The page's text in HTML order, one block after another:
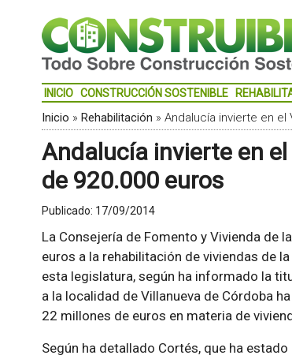
INICIO CONSTRUCCIÓN SOSTENIBLE
Inicio » Rehabilitación » Andalucía invierte en
Andalucía invierte en
de 920.000 euros
Publicado: 17/09/2014
La Consejería de Fomento y Vivienda de
euros a la rehabilitación de viviendas de
esta legislatura, según ha informado la
a la localidad de Villanueva de Córdoba
22 millones de euros en materia de
Según ha detallado Cortés, que ha